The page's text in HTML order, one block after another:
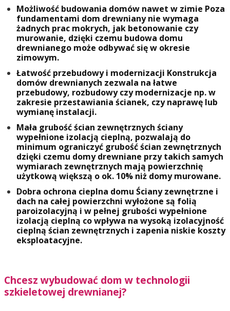
Możliwość budowania domów nawet w zimie Poza
fundamentami dom drewniany nie wymaga
żadnych prac mokrych, jak betonowanie czy
murowanie, dzięki czemu budowa domu
drewnianego może odbywać się w okresie
zimowym.
Łatwość przebudowy i modernizacji Konstrukcja
domów drewnianych zezwala na łatwe
przebudowy, rozbudowy czy modernizacje np. w
zakresie przestawiania ścianek, czy naprawę lub
wymianę instalacji.
Mała grubość ścian zewnętrznych ściany
wypełnione izolacją cieplną, pozwalają do
minimum ograniczyć grubość ścian zewnętrznych
dzięki czemu domy drewniane przy takich samych
wymiarach zewnętrznych mają powierzchnię
użytkową większą o ok. 10% niż domy murowane.
Dobra ochrona cieplna domu Ściany zewnętrzne i
dach na całej powierzchni wyłożone są folią
paroizolacyjną i w pełnej grubości wypełnione
izolacją cieplną co wpływa na wysoką izolacyjność
cieplną ścian zewnętrznych i zapenia niskie koszty
eksploatacyjne.
Chcesz wybudować dom w technologii
szkieletowej drewnianej?